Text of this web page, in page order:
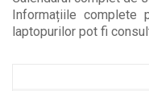
Informațiile complete
laptopurilor pot fi